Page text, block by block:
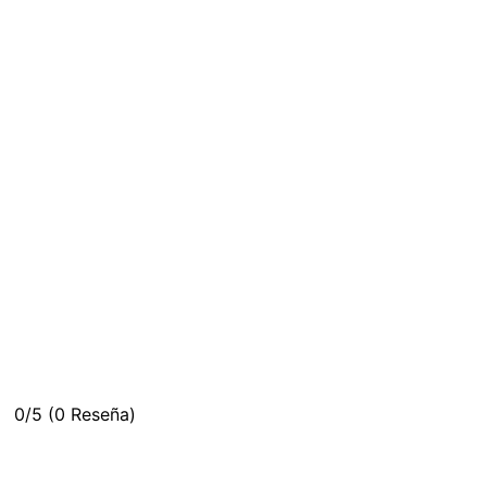
0/5 (0 Reseña)